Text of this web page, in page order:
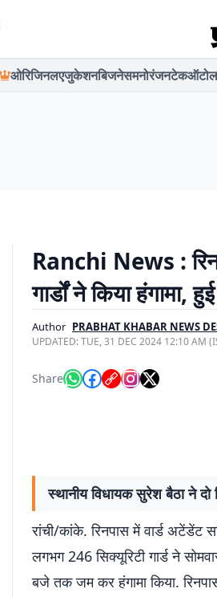
ओरिजिनलएजुकेशनबिजनेसमनोरंजनटेकऑटो
Ranchi News :
गार्डों ने किया हंगामा,
Author PRABHAT KHABAR NEWS
UPDATED:TUE, 31 DEC 2024 12:10 AM
Share
स्थानीय विधायक सुरेश बैठा ने दो
रांची/कांके. रिनपास में वार्ड अटेंडेंट
लगभग 246 सिक्यूरिटी गार्ड ने
बजे तक जम कर हंगामा किया.